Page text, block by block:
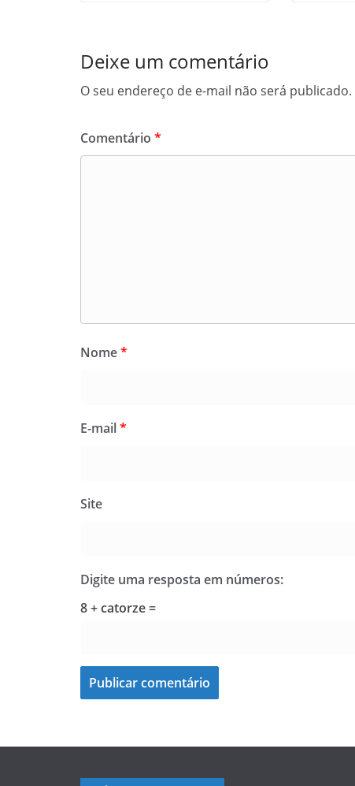
Deixe um comentário
O seu endereço de e-mail não será publicado.
Comentário *
Nome*
E-mail*
Site
Digite uma resposta em números:
8 + catorze =